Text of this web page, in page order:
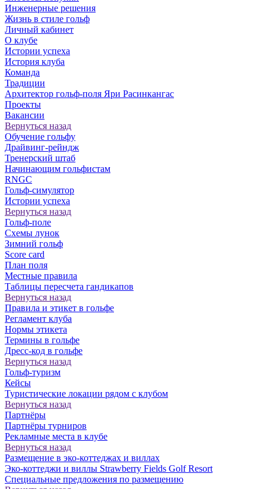
Инженерные решения
Жизнь в стиле гольф
Личный кабинет
О клубе
Истории успеха
История клуба
Команда
Традиции
Архитектор гольф-поля Яри Расинкангас
Проекты
Вакансии
Вернуться назад
Обучение гольфу
Драйвинг-рейндж
Тренерский штаб
Начинающим гольфистам
RNGC
Гольф-симулятор
Истории успеха
Вернуться назад
Гольф-поле
Схемы лунок
Зимний гольф
Score card
План поля
Местные правила
Таблицы пересчета гандикапов
Вернуться назад
Правила и этикет в гольфе
Регламент клуба
Нормы этикета
Термины в гольфе
Дресс-код в гольфе
Вернуться назад
Гольф-туризм
Кейсы
Туристические локации рядом с клубом
Вернуться назад
Партнёры
Партнёры турниров
Рекламные места в клубе
Вернуться назад
Размещение в эко-коттеджах и виллах
Эко-коттеджи и виллы Strawberry Fields Golf Resort
Специальные предложения по размещению